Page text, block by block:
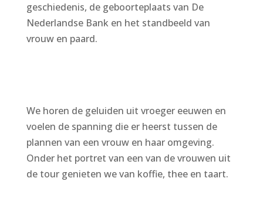
geschiedenis, de geboorteplaats van De
Nederlandse Bank en het standbeeld van
vrouw en paard.
We horen de geluiden uit vroeger eeuwen en
voelen de spanning die er heerst tussen de
plannen van een vrouw en haar omgeving.
Onder het portret van een van de vrouwen uit
de tour genieten we van koffie, thee en taart.